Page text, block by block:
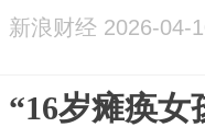
新浪财经 2026-04-
“16岁瘫痪